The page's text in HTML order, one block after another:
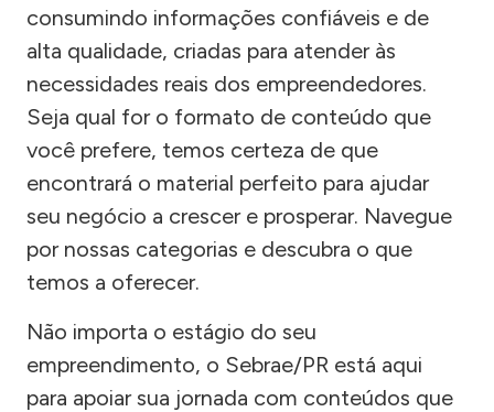
consumindo informações confiáveis e de
alta qualidade, criadas para atender às
necessidades reais dos empreendedores.
Seja qual for o formato de conteúdo que
você prefere, temos certeza de que
encontrará o material perfeito para ajudar
seu negócio a crescer e prosperar. Navegue
por nossas categorias e descubra o que
temos a oferecer.
Não importa o estágio do seu
empreendimento, o Sebrae/PR está aqui
para apoiar sua jornada com conteúdos que